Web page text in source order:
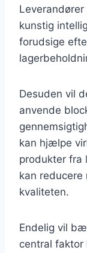
kunstig
forudsige
Desuden vil
anvende
kan hjælpe
produkter fra
kan reducere
kvaliteten.
Endelig vil
central faktor